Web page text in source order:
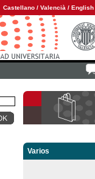
Castellano / Valencià / English
Varios